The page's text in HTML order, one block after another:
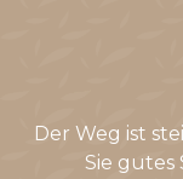
Der Weg ist
Sie